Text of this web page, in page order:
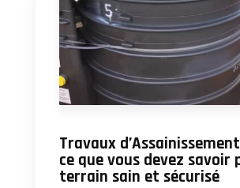
Travaux
ce que vous devez savoir
terrain sain et sécurisé